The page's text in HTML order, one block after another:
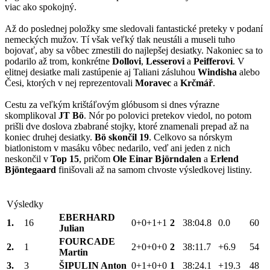
viac ako spokojný.
Až do poslednej položky sme sledovali fantastické preteky v podaní
nemeckých mužov. Tí však veľký tlak neustáli a museli tuho
bojovať, aby sa vôbec zmestili do najlepšej desiatky. Nakoniec sa to
podarilo až trom, konkrétne Dollovi, Lesserovi a Peifferovi. V
elitnej desiatke mali zastúpenie aj Taliani zásluhou Windisha alebo
Česi, ktorých v nej reprezentovali Moravec a Krčmář.
Cestu za veľkým krištáľovým glóbusom si dnes výrazne
skomplikoval JT Bö. Nór po polovici pretekov viedol, no potom
prišli dve doslova zbabrané stojky, ktoré znamenali prepad až na
koniec druhej desiatky. Bö skončil 19. Celkovo sa nórskym
biatlonistom v masáku vôbec nedarilo, veď ani jeden z nich
neskončil v Top 15, pričom Ole Einar Björndalen a Erlend
Bjöntegaard finišovali až na samom chvoste výsledkovej listiny.
Výsledky
1.
16
EBERHARD
Julian
0+0+1+1 2 38:04.8 0.0 60
2. 1
FOURCADE
Martin
2+0+0+0 2 38:11.7 +6.9
54
3.
3 ŠIPULIN Anton 0+1+0+0 1 38:24.1 +19.3 48